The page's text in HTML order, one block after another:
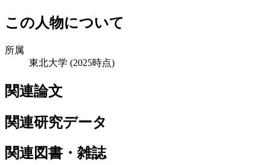
この人物について
所属
東北大学 (2025時点)
関連論文
関連研究データ
関連図書・雑誌